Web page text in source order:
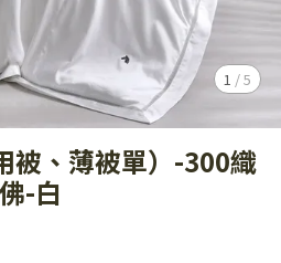
1 /5
被、薄被單）-300織
-白